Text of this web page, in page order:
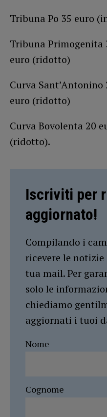
Tribuna Po 35 euro
Tribuna Primogenita
euro (ridotto)
Curva
euro (ridotto)
Curva Bovolenta 20
(ridotto).
Iscriviti per
aggiornato!
Compilando i
ricevere le
tua mail. Per
solo le
chiediamo
aggiornati i tuoi
Nome
Cognome